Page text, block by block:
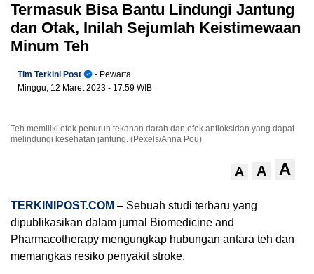
Termasuk Bisa Bantu Lindungi Jantung
dan Otak, Inilah Sejumlah Keistimewaan
Minum Teh
Tim Terkini Post
- Pewarta
Minggu, 12 Maret 2023 - 17:59 WIB
Teh memiliki efek penurun tekanan darah dan efek antioksidan yang dapat
melindungi kesehatan jantung. (Pexels/Anna Pou)
A A A
TERKINIPOST.COM – Sebuah studi terbaru yang
dipublikasikan dalam jurnal Biomedicine and
Pharmacotherapy mengungkap hubungan antara teh dan
memangkas resiko penyakit stroke.